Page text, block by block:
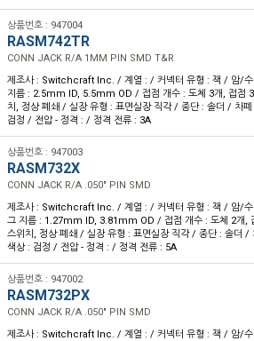
상품번호 : 947004
RASM742TR
CONN JACK R/A 1MM PIN SMD T&R
제조사 : Switchcraft Inc. / 계열 : / 커넥터 유형 : 잭 / 암/수
지름 : 2.5mm ID, 5.5mm OD / 접점 개수 : 도체 3개, 접점
치, 정상 폐쇄 / 실장 유형 : 표면실장 직각 / 종단 : 솔더 / 차
검정 / 전압 - 정격 : / 정격 전류 : 3A
상품번호 : 947003
RASM732X
CONN JACK R/A .050" PIN SMD
제조사 : Switchcraft Inc. / 계열 : / 커넥터 유형 : 잭 / 암/수
그 지름 : 1.27mm ID, 3.81mm OD / 접점 개수 : 도체 2개,
스위치, 정상 폐쇄 / 실장 유형 : 표면실장 직각 / 종단 : 솔더
색상 : 검정 / 전압 - 정격 : / 정격 전류 : 5A
상품번호 : 947002
RASM732PX
CONN JACK R/A .050" PIN SMD
제조사 : Switchcraft Inc. / 계열 : / 커넥터 유형 : 잭 / 암/수